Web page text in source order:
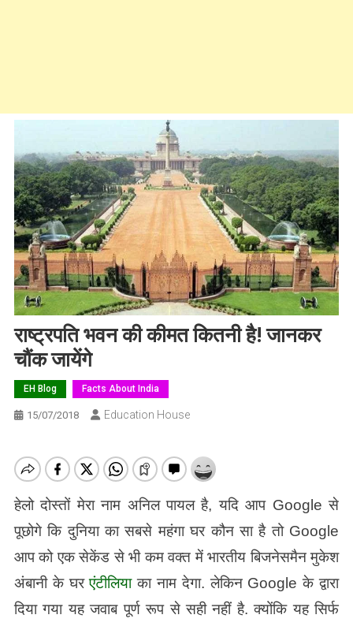
राष्ट्रपति भवन की कीमत कितनी है! जानकर
चौंक जायेंगे
EH Blog Facts About India
15/07/2018 Education House
हेलो दोस्तों मेरा नाम अनिल पायल है, यदि आप Google से
पूछोगे कि दुनिया का सबसे महंगा घर कौन सा है तो Google
आप को एक सेकेंड से भी कम वक्त में भारतीय बिजनेसमैन मुकेश
अंबानी के घरएंटीलियाका नाम देगा. लेकिन Google के द्वारा
दिया गया यह जवाब पूर्ण रूप से सही नहीं है. क्योंकि यह सिर्फ